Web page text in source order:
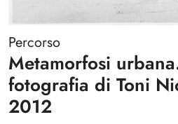
Percorso
Metamorfosi
fotografia di Toni
2012